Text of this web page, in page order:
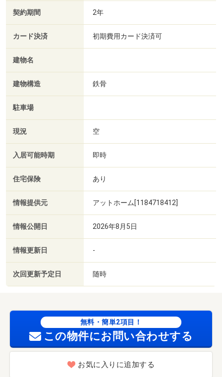
契約期間 2年
カード決済 初期費用カード決済可
建物名
建物構造 鉄骨
駐車場
現況 空
入居可能時期 即時
住宅保険 あり
情報提供元 アットホーム[1184718412]
情報公開日 2026年8月5日
情報更新日 -
次回更新予定日 随時
無料・簡単2項目！
この物件にお問い合わせする
お気に入りに追加する